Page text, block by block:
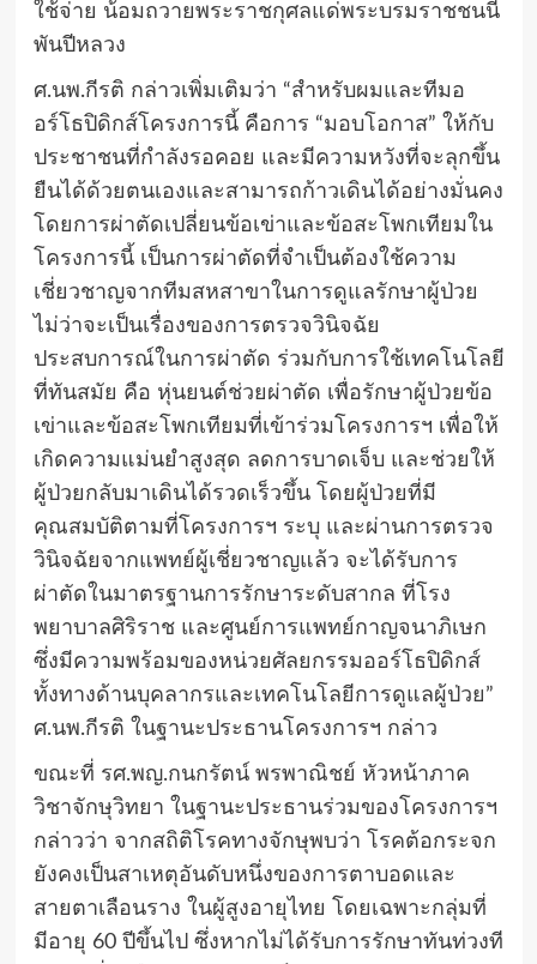
ใช้จ่าย น้อมถวายพระราชกุศลแด่พระบรมราชชนนี
พันปีหลวง
ศ.นพ.กีรติ กล่าวเพิ่มเติมว่า “สำหรับผมและทีมอ
อร์โธปิดิกส์โครงการนี้ คือการ “มอบโอกาส” ให้กับ
ประชาชนที่กำลังรอคอย และมีความหวังที่จะลุกขึ้น
ยืนได้ด้วยตนเองและสามารถก้าวเดินได้อย่างมั่นคง
โดยการผ่าตัดเปลี่ยนข้อเข่าและข้อสะโพกเทียมใน
โครงการนี้ เป็นการผ่าตัดที่จำเป็นต้องใช้ความ
เชี่ยวชาญจากทีมสหสาขาในการดูแลรักษาผู้ป่วย
ไม่ว่าจะเป็นเรื่องของการตรวจวินิจฉัย
ประสบการณ์ในการผ่าตัด ร่วมกับการใช้เทคโนโลยี
ที่ทันสมัย คือ หุ่นยนต์ช่วยผ่าตัด เพื่อรักษาผู้ป่วยข้อ
เข่าและข้อสะโพกเทียมที่เข้าร่วมโครงการฯ เพื่อให้
เกิดความแม่นยำสูงสุด ลดการบาดเจ็บ และช่วยให้
ผู้ป่วยกลับมาเดินได้รวดเร็วขึ้น โดยผู้ป่วยที่มี
คุณสมบัติตามที่โครงการฯ ระบุ และผ่านการตรวจ
วินิจฉัยจากแพทย์ผู้เชี่ยวชาญแล้ว จะได้รับการ
ผ่าตัดในมาตรฐานการรักษาระดับสากล ที่โรง
พยาบาลศิริราช และศูนย์การแพทย์กาญจนาภิเษก
ซึ่งมีความพร้อมของหน่วยศัลยกรรมออร์โธปิดิกส์
ทั้งทางด้านบุคลากรและเทคโนโลยีการดูแลผู้ป่วย”
ศ.นพ.กีรติ ในฐานะประธานโครงการฯ กล่าว
ขณะที่ รศ.พญ.กนกรัตน์ พรพาณิชย์ หัวหน้าภาค
วิชาจักษุวิทยา ในฐานะประธานร่วมของโครงการฯ
กล่าวว่า จากสถิติโรคทางจักษุพบว่า โรคต้อกระจก
ยังคงเป็นสาเหตุอันดับหนึ่งของการตาบอดและ
สายตาเลือนราง ในผู้สูงอายุไทย โดยเฉพาะกลุ่มที่
มีอายุ 60 ปีขึ้นไป ซึ่งหากไม่ได้รับการรักษาทันท่วงที